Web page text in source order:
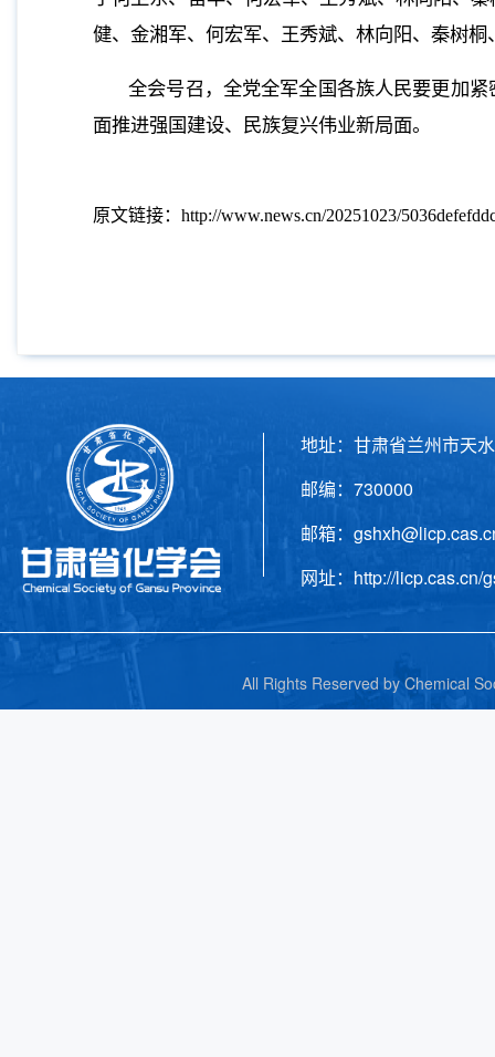
健、金湘军、何宏军、王秀斌、林向阳、秦树
全会号召，全党全军全国各族人民要更加
面推进强国建设、民族复兴伟业新局面。
原文链接：http://www.news.cn/20251023/
地址：甘肃省兰州市天
邮编：730000 电
邮箱：
网址：http://licp.cas.cn/
All Rights Reserved by Chemical